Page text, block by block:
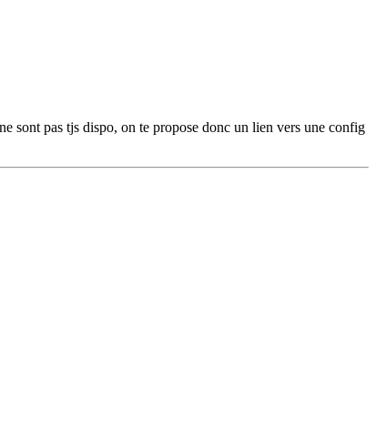
sont pas tjs dispo, on te propose donc un lien vers une config